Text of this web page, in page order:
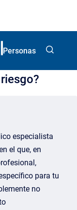
Go to homepage
Personas
especialista
el que, en
para tu
no